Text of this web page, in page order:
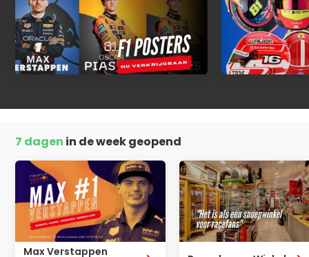
7 dagen in de week geopend
Max Verstappen